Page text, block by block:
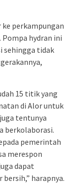
perkampungan
hydran ini
sehingga tidak
15 titik yang
di Alor untuk
tentunya
berkolaborasi.
pemerintah
merespon
dapat
harapnya.